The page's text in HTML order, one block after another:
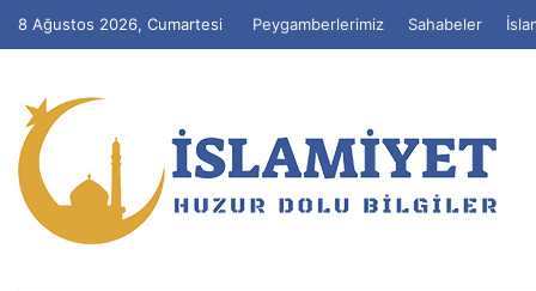
8 Ağustos 2026, Cumartesi Peygamberlerimiz Sahabeler